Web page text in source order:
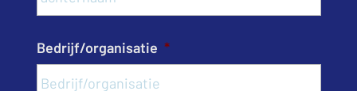
Bedrijf/organisatie *